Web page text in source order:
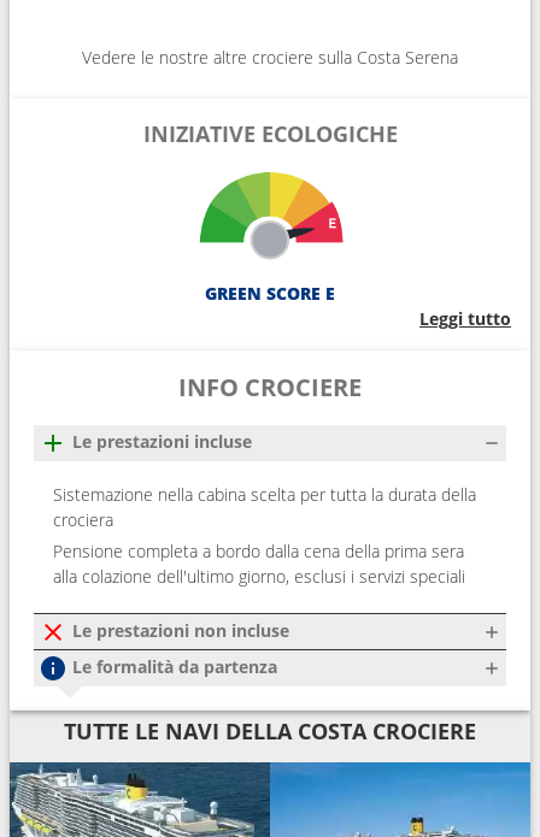
Vedere le nostre altre crociere sulla Costa Serena
INIZIATIVE ECOLOGICHE
GREEN SCORE E
Leggi tutto
INFO CROCIERE
Le prestazioni incluse
Sistemazione nella cabina scelta per tutta la durata della
crociera
Pensione completa a bordo dalla cena della prima sera
alla colazione dell'ultimo giorno, esclusi i servizi speciali
Le prestazioni non incluse
Le formalità da partenza
TUTTE LE NAVI DELLA COSTA CROCIERE